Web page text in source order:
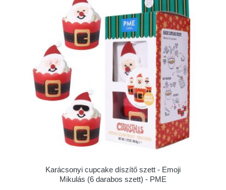
Karácsonyi cupcake díszítő szett - Emoji
Mikulás (6 darabos szett) - PME